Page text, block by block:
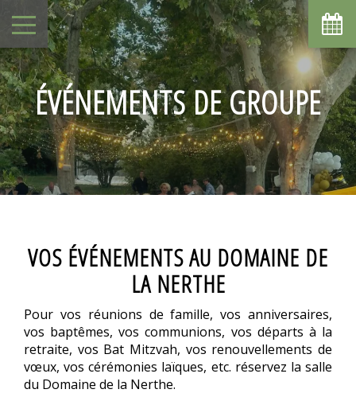
ÉVÉNEMENTS DE GROUPE
VOS ÉVÉNEMENTS AU DOMAINE DE
LA NERTHE
Pour vos réunions de famille, vos anniversaires,
vos baptêmes, vos communions, vos départs à la
retraite, vos Bat Mitzvah, vos renouvellements de
vœux, vos cérémonies laïques, etc. réservez la salle
du Domaine de la Nerthe.
août
lun mar mer jeu ven sam dim
1
-
2
-
3
-
4
-
5
-
6
-
7
-
8
-
9
-
10
-
11
-
12
-
13
-
14
-
15
-
16
-
17
-
18
-
19
-
20
- -
22
-
23
A partir de
Site Officiel
Meilleur tarif garanti